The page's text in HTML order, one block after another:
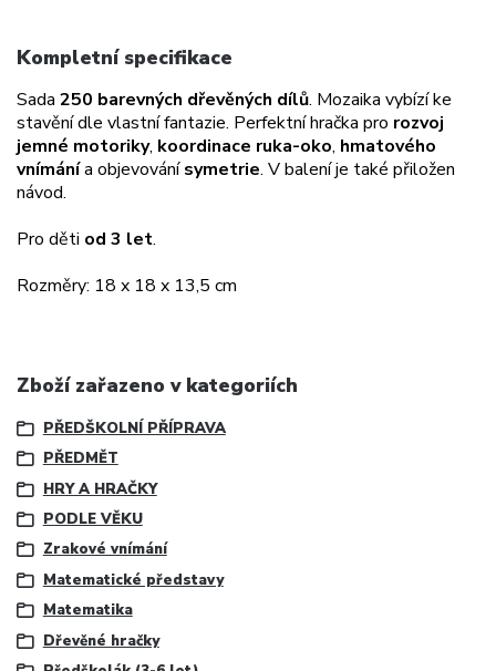
Kompletní specifikace
Sada 250 barevných dřevěných dílů. Mozaika vybízí ke
stavění dle vlastní fantazie. Perfektní hračka pro rozvoj
jemné motoriky, koordinace ruka-oko, hmatového
vnímánía objevovánísymetrie. V balení je také přiložen
návod.
Pro děti od 3 let.
Rozměry: 18 x 18 x 13,5 cm
Zboží zařazeno v kategoriích
PŘEDŠKOLNÍ PŘÍPRAVA
PŘEDMĚT
HRY A HRAČKY
PODLE VĚKU
Zrakové vnímání
Matematické představy
Matematika
Dřevěné hračky